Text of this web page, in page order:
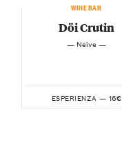
WINEBAR
Döi Crutin
— Neive —
ESPERIENZA — 16€